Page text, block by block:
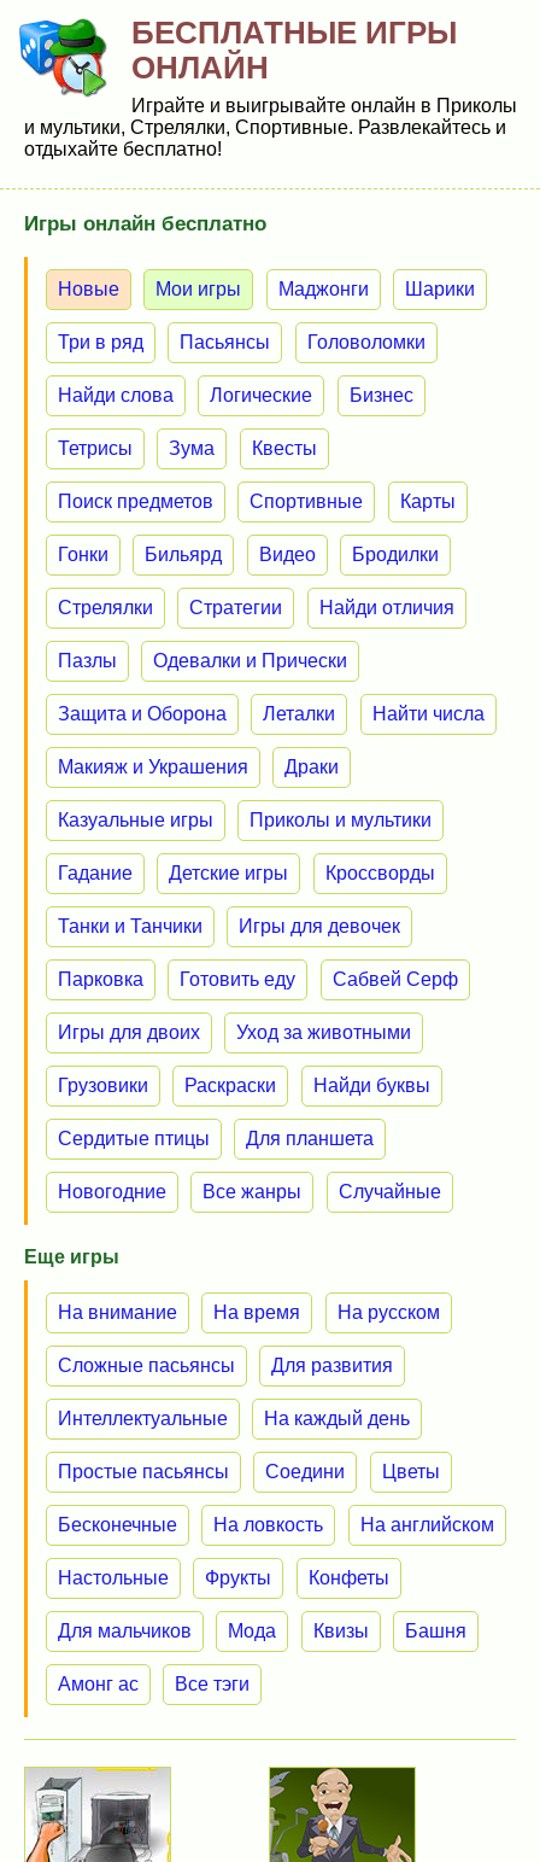
БЕСПЛАТНЫЕ ИГРЫ
ОНЛАЙН
Играйте и выигрывайте онлайн в Приколы
и мультики, Стрелялки, Спортивные. Развлекайтесь и
отдыхайте бесплатно!
Игры онлайн бесплатно
Новые Мои игры Маджонги Шарики
Три в ряд Пасьянсы Головоломки
Найди слова Логические Бизнес
Тетрисы Зума Квесты
Поиск предметов Спортивные Карты
Гонки Бильярд Видео Бродилки
Стрелялки Стратегии Найди отличия
Пазлы Одевалки и Прически
Защита и Оборона Леталки Найти числа
Макияж и Украшения Драки
Казуальные игры Приколы и мультики
Гадание Детские игры Кроссворды
Танки и Танчики Игры для девочек
Парковка Готовить еду Сабвей Серф
Игры для двоих Уход за животными
Грузовики Раскраски Найди буквы
Сердитые птицы Для планшета
Новогодние Все жанры Случайные
Еще игры
На внимание На время На русском
Сложные пасьянсы Для развития
Интеллектуальные На каждый день
Простые пасьянсы Соедини Цветы
Бесконечные На ловкость На английском
Настольные Фрукты Конфеты
Для мальчиков Мода Квизы Башня
Амонг ас Все тэги